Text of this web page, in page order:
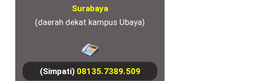
Surabaya
(daerah dekat kampus Ubaya)
(Simpati) 08135.7389.509